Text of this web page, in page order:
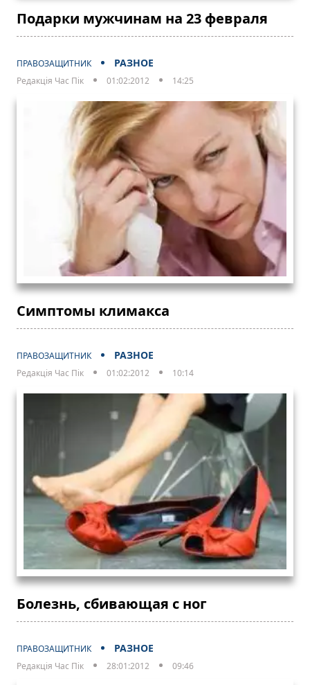
Подарки мужчинам на 23 февраля
ПРАВОЗАЩИТНИК РАЗНОЕ
Редакція Час Пік 01:02:2012 14:25
Симптомы климакса
ПРАВОЗАЩИТНИК РАЗНОЕ
Редакція Час Пік 01:02:2012 10:14
Болезнь, сбивающая с ног
ПРАВОЗАЩИТНИК РАЗНОЕ
Редакція Час Пік 28:01:2012 09:46